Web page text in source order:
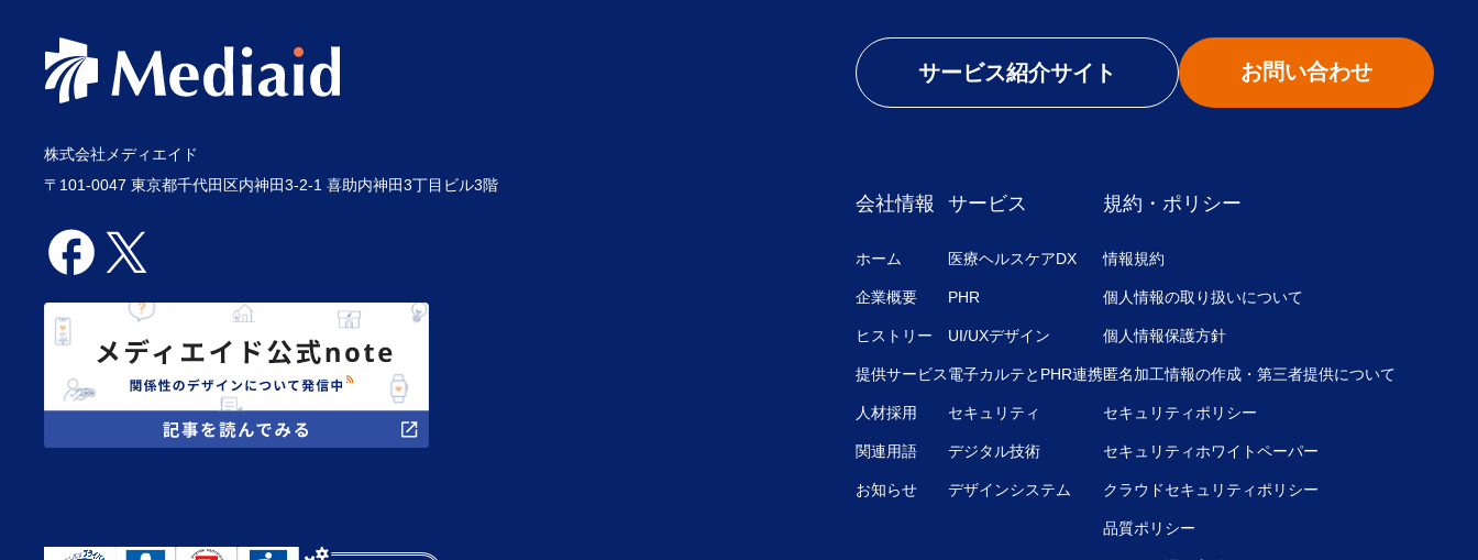
株式会社メディエイド
〒101-0047 東京都千代田区内神田3-2-1 喜助内神田3丁目ビル3階
サービス紹介サイト お問い合わせ
会社情報
ホーム
企業概要
ヒストリー
提供サービス
人材採用
関連用語
お知らせ
サービス
医療ヘルスケアDX
PHR
UI/UXデザイン
電子カルテとPHR連携
セキュリティ
デジタル技術
デザインシステム
規約・ポリシー
情報規約
個人情報の取り扱いについて
個人情報保護方針
匿名加工情報の作成・第三者提供について
セキュリティポリシー
セキュリティホワイトペーパー
クラウドセキュリティポリシー
品質ポリシー